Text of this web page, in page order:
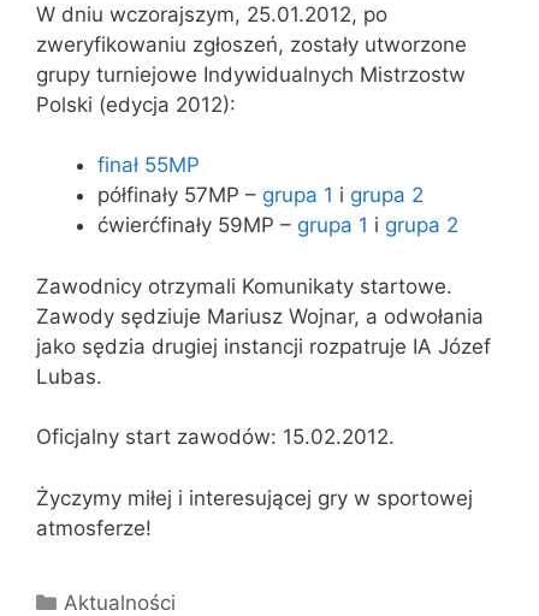
W dniu wczorajszym, 25.01.2012, po
zweryfikowaniu zgłoszeń, zostały utworzone
grupy turniejowe Indywidualnych Mistrzostw
Polski (edycja 2012):
finał 55MP
półfinały 57MP – grupa 1 i grupa 2
ćwierćfinały 59MP – grupa 1 i grupa 2
Zawodnicy otrzymali Komunikaty startowe.
Zawody sędziuje Mariusz Wojnar, a odwołania
jako sędzia drugiej instancji rozpatruje IA Józef
Lubas.
Oficjalny start zawodów: 15.02.2012.
Życzymy miłej i interesującej gry w sportowej
atmosferze!
Kategorie
Aktualności